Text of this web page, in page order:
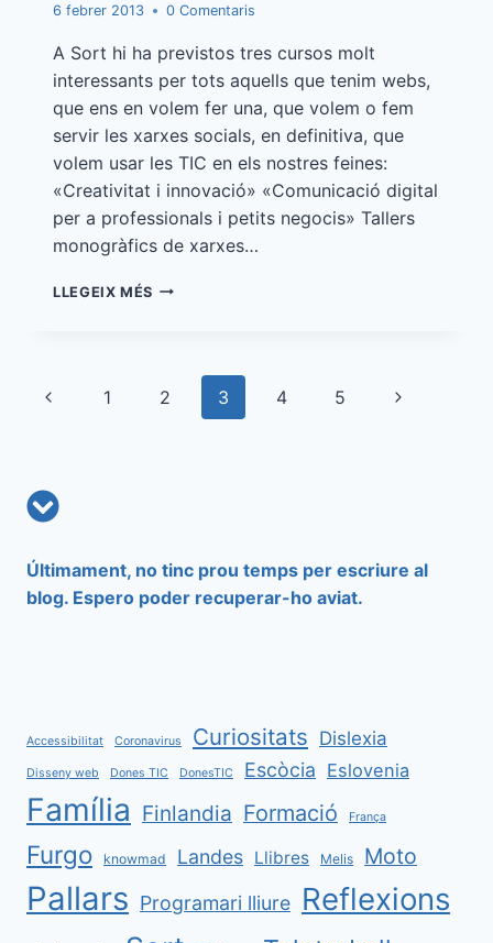
6 febrer 2013 0 Comentaris
A Sort hi ha previstos tres cursos molt
interessants per tots aquells que tenim webs,
que ens en volem fer una, que volem o fem
servir les xarxes socials, en definitiva, que
volem usar les TIC en els nostres feines:
«Creativitat i innovació» «Comunicació digital
per a professionals i petits negocis» Tallers
monogràfics de xarxes…
LLEGEIX MÉS CURSOS
Navegació
pàgines
Pàgina
1 2 3 4 5
Pàgina
Últimament, no tinc prou temps per escriure al
blog. Espero poder recuperar-ho aviat.
Accessibilitat Coronavirus Curiositats Dislexia
Disseny web Dones TIC DonesTIC Escòcia Eslovenia
Família Finlandia Formació França
Furgo knowmad Landes Llibres Melis Moto
Pallars Programari lliure Reflexions